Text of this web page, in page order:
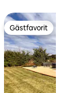
Gästfavorit
Gästfavorit